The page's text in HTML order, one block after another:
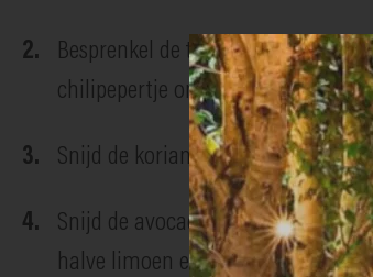
Besprenkel de tomaten en de
chilipepertje onder mengen als je
Snijd de koriander fijn en meng
Snijd de avocado open en
halve limoen en de veganaise in